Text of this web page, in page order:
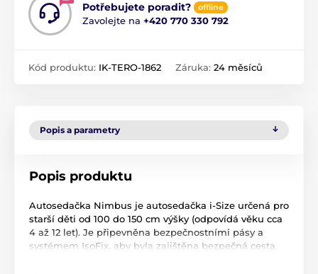
Potřebujete poradit? offline
Zavolejte na +420 770 330 792
Kód produktu: IK-TERO-1862 Záruka: 24 měsíců
Popis a parametry
Popis produktu
Autosedačka Nimbus je autosedačka i-Size určená pro
starší děti od 100 do 150 cm výšky (odpovídá věku cca
4 až 12 let). Je připevněna bezpečnostními pásy a
systémem IsoFix, aby byla zajištěna bezpečná cesta